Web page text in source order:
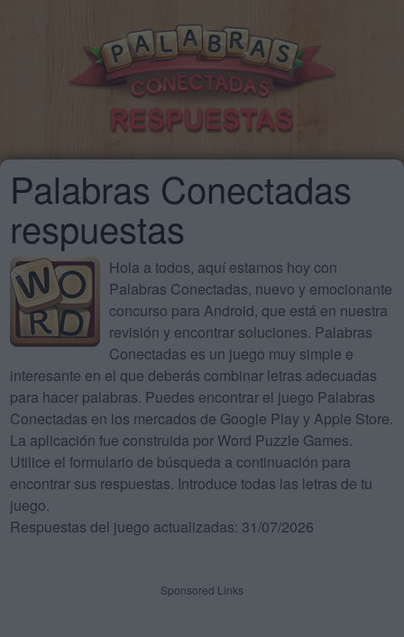
Palabras Conectadas
respuestas
Hola a todos, aquí estamos hoy con
Palabras Conectadas, nuevo y emocionante
concurso para Android, que está en nuestra
revisión y encontrar soluciones. Palabras
Conectadas es un juego muy simple e
interesante en el que deberás combinar letras adecuadas
para hacer palabras. Puedes encontrar el juego Palabras
Conectadas en los mercados de Google Play y Apple Store.
La aplicación fue construida por Word Puzzle Games.
Utilice el formulario de búsqueda a continuación para
encontrar sus respuestas. Introduce todas las letras de tu
juego.
Respuestas del juego actualizadas: 31/07/2026
Sponsored Links